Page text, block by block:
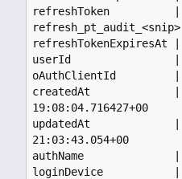
refreshToken          |
refresh_pt_audit_<snip>
refreshTokenExpiresAt
userId                |
oAuthClientId         |
createdAt             |
19:08:04.716427+00
updatedAt             |
21:03:43.054+00
authName              |
loginDevice           |